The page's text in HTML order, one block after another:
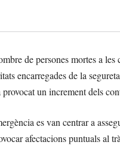
de persones mortes a
encarregades de la
provocat un increment dels
es van centrar a
afectacions puntuals al